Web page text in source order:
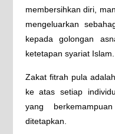
membersihkan diri,
mengeluarkan
kepada golongan
ketetapan syariat Islam.
Zakat fitrah pula
ke atas setiap
yang
ditetapkan.